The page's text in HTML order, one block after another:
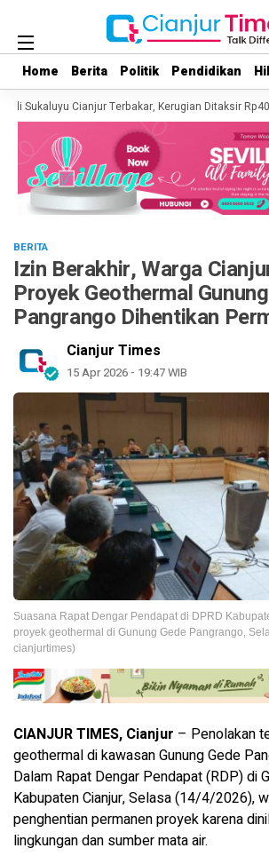
Home Berita Politik Pendidikan
Home Berita Politik Pendidikan
Sukaluyu Cianjur Terbakar, Kerugian Ditaksir Rp400
BERITA
Izin Berakhir, Warga
Proyek Geothermal
Pangrango Dihentikan
Cianjur Times
15 Apr 2026 - 19:47 WIB
Suasana Rapat Dengar Pendapat di DPRD
proyek geothermal di Gunung Gede Pangrango,
cianjurtimes)
CIANJUR TIMES, Cianjur – Penolakan
geothermal di kawasan Gunung Gede
Dalam Rapat Dengar Pendapat (RDP) di
Kabupaten Cianjur, Selasa (14/4/2026),
penghentian permanen proyek karena
lingkungan dan sumber mata air.